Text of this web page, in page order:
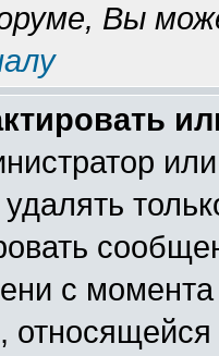
Вы
удалять
с
,